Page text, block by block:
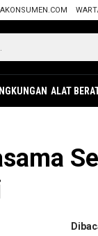
ALAT